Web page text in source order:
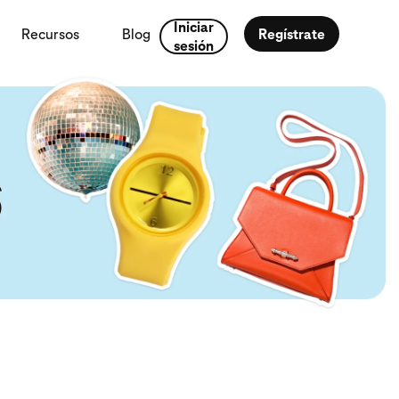
Recursos Blog
Iniciar
sesión
Regístrate